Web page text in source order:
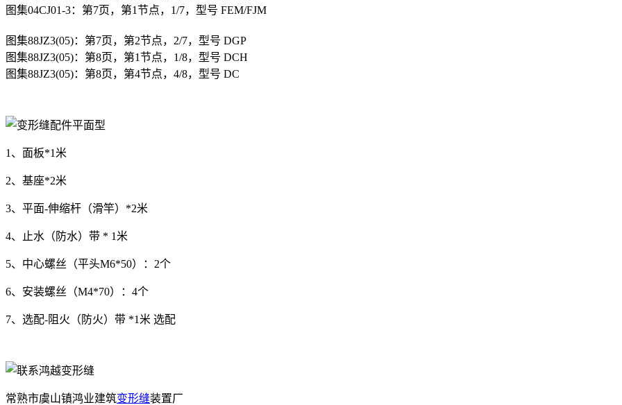
图集04CJ01-3：第7页，第1节点，1/7，型号 FEM/FJM
图集88JZ3(05)：第7页，第2节点，2/7，型号 DGP
图集88JZ3(05)：第8页，第1节点，1/8，型号 DCH
图集88JZ3(05)：第8页，第4节点，4/8，型号 DC
1、面板*1米
2、基座*2米
3、平面-伸缩杆（滑竿）*2米
4、止水（防水）带 * 1米
5、中心螺丝（平头M6*50）：2个
6、安装螺丝（M4*70）：4个
7、选配-阻火（防火）带 *1米 选配
常熟市虞山镇鸿业建筑变形缝装置厂